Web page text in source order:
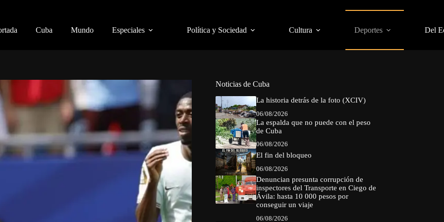
Cuba Mundo Especiales Política y Sociedad Cultura Deportes Del
Noticias de Cuba
La historia detrás de la foto (XCIV)
06/08/2026
La espalda que no puede con el peso
de Cuba
06/08/2026
El fin del bloqueo
06/08/2026
Denuncian presunta corrupción de
inspectores del Transporte en Ciego de
Ávila: hasta 10 000 pesos por
conseguir un viaje
06/08/2026